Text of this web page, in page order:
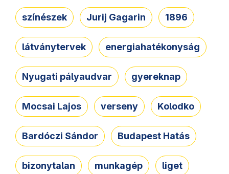
színészek Jurij Gagarin 1896
látványtervek energiahatékonyság
Nyugati pályaudvar gyereknap
Mocsai Lajos verseny Kolodko
Bardóczi Sándor Budapest Hatás
bizonytalan munkagép liget